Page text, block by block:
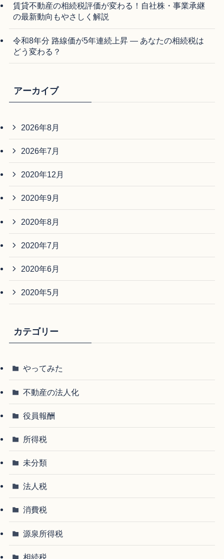
賃貸不動産の相続税評価が変わる！自社株・事業承継
の最新動向もやさしく解説
令和8年分 路線価が5年連続上昇 ― あなたの相続税は
どう変わる？
アーカイブ
2026年8月
2026年7月
2020年12月
2020年9月
2020年8月
2020年7月
2020年6月
2020年5月
カテゴリー
やってみた
不動産の法人化
役員報酬
所得税
未分類
法人税
消費税
源泉所得税
相続税